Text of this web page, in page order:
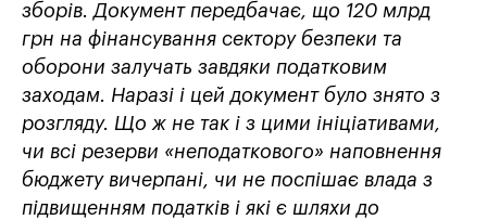
зборів. Документ передбачає, що 120 млрд
грн на фінансування сектору безпеки та
оборони залучать завдяки податковим
заходам. Наразі і цей документ було знято з
розгляду. Що ж не так і з цими ініціативами,
чи всі резерви «неподаткового» наповнення
бюджету вичерпані, чи не поспішає влада з
підвищенням податків і які є шляхи до